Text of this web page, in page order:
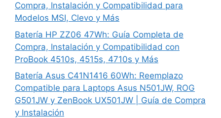
Compra, Instalación y Compatibilidad para
Modelos MSI, Clevo y Más
Batería HP ZZ06 47Wh: Guía Completa de
Compra, Instalación y Compatibilidad con
ProBook 4510s, 4515s, 4710s y Más
Batería Asus C41N1416 60Wh: Reemplazo
Compatible para Laptops Asus N501JW, ROG
G501JW y ZenBook UX501JW | Guía de Compra
y Instalación